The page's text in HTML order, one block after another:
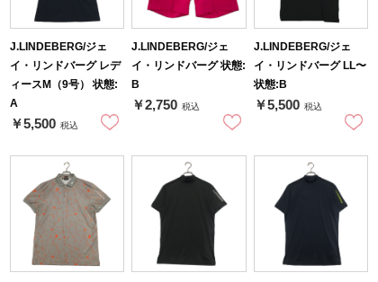
J.LINDEBERG/ジェ
イ・リンドバーグ レデ
ィースM（9号） 状態:
A
￥5,500 税込
J.LINDEBERG/ジェ
イ・リンドバーグ 状態:
B
￥2,750 税込
J.LINDEBERG/ジェ
イ・リンドバーグ LL〜
状態:B
￥5,500 税込